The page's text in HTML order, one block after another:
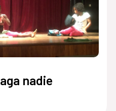
nadie